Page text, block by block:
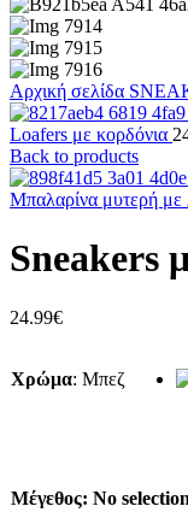
Αρχική σελίδα
Loafers με κορδόνια
Back to products
Μπαλαρίνα μυτερή με
Sneakers
24.99€
Χρώμα: Μπεζ
Μέγεθος: No selection